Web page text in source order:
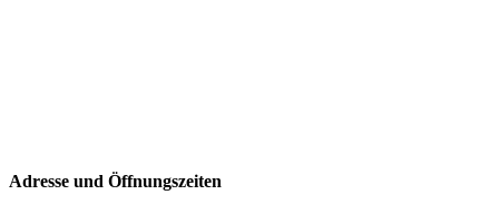
Adresse und Öffnungszeiten